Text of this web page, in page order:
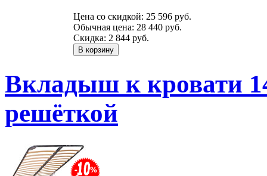
Цена со скидкой: 25 596 руб.
Обычная цена: 28 440 руб.
Скидка: 2 844 руб.
Вкладыш к кровати
решёткой